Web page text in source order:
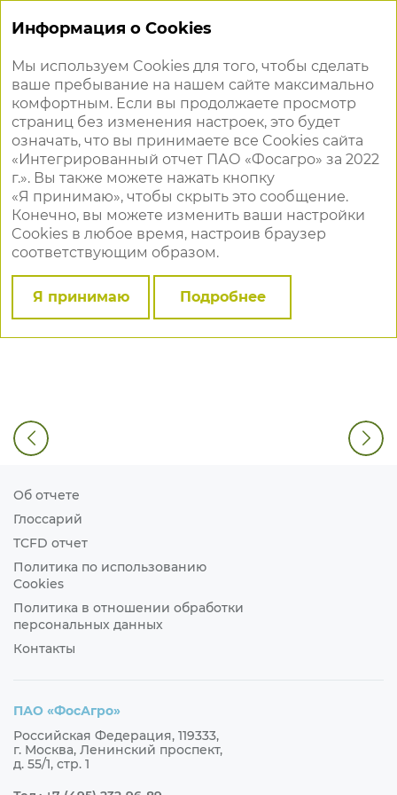
Консолидированная
финансовая отчетность
Аудиторское заключение независимого аудитора
Консолидированный отчет о прибыли или убытке и
прочем совокупном доходе за 2022 год
Консолидированный отчет о финансовом
положении по состоянию на 31 декабря 2022 года
Консолидированный отчет о движении денежных
средств за 2022 год
Консолидированный отчет об изменениях в
капитале за 2022 год
Об отчете
Глоссарий
TCFD отчет
Политика по использованию
Cookies
Политика в отношении обработки
персональных данных
Контакты
ПАО «ФосАгро»
Российская Федерация, 119333,
г. Москва, Ленинский проспект,
д. 55/1, стр. 1
Информация о Cookies
Мы используем Cookies для того, чтобы сделать
ваше пребывание на нашем сайте максимально
комфортным. Если вы продолжаете просмотр
страниц без изменения настроек, это будет
означать, что вы принимаете все Cookies сайта
«Интегрированный отчет ПАО «Фосагро» за 2022
г.». Вы также можете нажать кнопку
«Я принимаю», чтобы скрыть это сообщение.
Конечно, вы можете изменить ваши настройки
Cookies в любое время, настроив браузер
соответствующим образом.
Я принимаю Подробнее